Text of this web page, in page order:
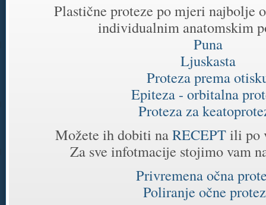
Plastične proteze po mjeri najbolje
individualnim anatomskim
Puna
Ljuskasta
Proteza prema
Epiteza - orbitalna
Proteza za
Možete ih dobiti naRECEPTili po
Za sve infotmacije stojimo vam
Privremena očna
Poliranje očne